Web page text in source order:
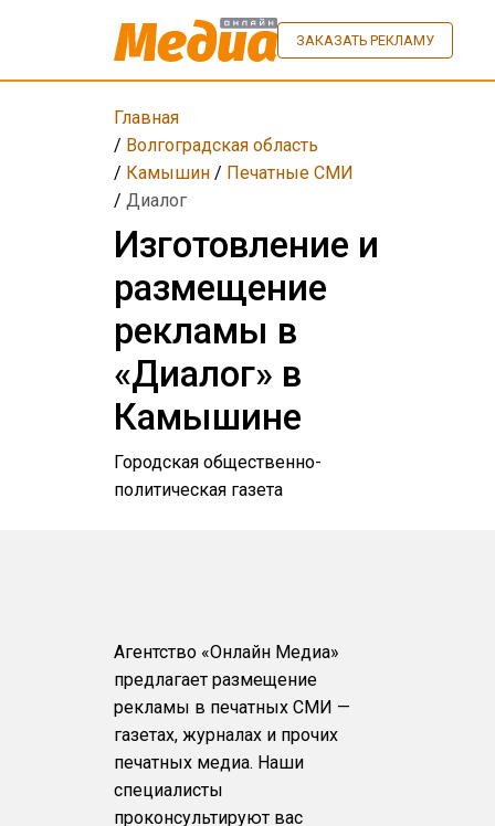
ЗАКАЗАТЬ РЕКЛАМУ
Главная
/ Волгоградская область
/ Камышин / Печатные СМИ
/Диалог
Изготовление и
размещение
рекламы в
«Диалог» в
Камышине
Городская общественно-
политическая газета
Агентство «Онлайн Медиа»
предлагает размещение
рекламы в печатных СМИ —
газетах, журналах и прочих
печатных медиа. Наши
специалисты
проконсультируют вас